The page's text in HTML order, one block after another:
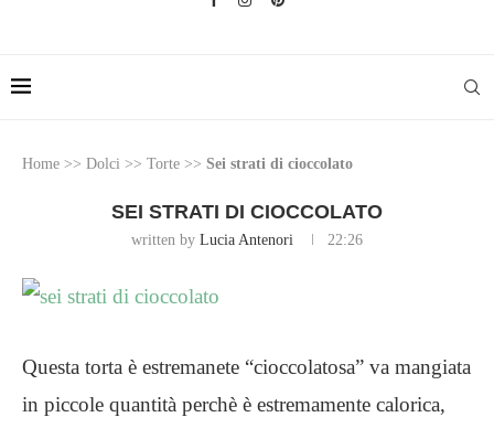
Home >> Dolci >> Torte >> Sei strati di cioccolato
SEI STRATI DI CIOCCOLATO
written by Lucia Antenori 22:26
Questa torta è estremanete “cioccolatosa” va mangiata
in piccole quantità perchè è estremamente calorica,